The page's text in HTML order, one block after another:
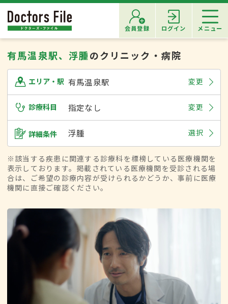
会員登録 ログイン メニュー
有馬温泉駅、浮腫のクリニック・病院
エリア・駅 有馬温泉駅 変更
診療科目 指定なし 変更
詳細条件 浮腫 選択
※該当する疾患に関連する診療科を標榜している医療機関を
表示しております。掲載されている医療機関を受診される場
合は、ご希望の診療内容が受けられるかどうか、事前に医療
機関に直接ご確認ください。